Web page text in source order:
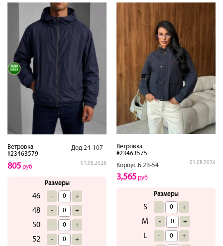
Ветровка
#23463579
Дод.24-107
01.08.2026
805 руб
Размеры
46 - +
48 - +
50 - +
52 - +
Ветровка
#23463575
Корпус.Б.2В-54
01.08.2026
3,565 руб
Размеры
S - +
M - +
L - +